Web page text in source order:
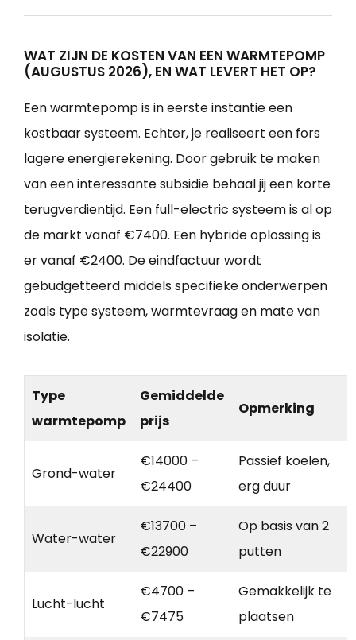
WAT ZIJN DE KOSTEN VAN EEN WARMTEPOMP
(AUGUSTUS 2026), EN WAT LEVERT HET OP?
Een warmtepomp is in eerste instantie een
kostbaar systeem. Echter, je realiseert een fors
lagere energierekening. Door gebruik te maken
van een interessante subsidie behaal jij een korte
terugverdientijd. Een full-electric systeem is al op
de markt vanaf €7400. Een hybride oplossing is
er vanaf €2400. De eindfactuur wordt
gebudgetteerd middels specifieke onderwerpen
zoals type systeem, warmtevraag en mate van
isolatie.
Type
warmtepomp
Gemiddelde
prijs
Opmerking
Grond-water
€14000 –
€24400
Passief koelen,
erg duur
Water-water
€13700 –
€22900
Op basis van 2
putten
Lucht-lucht
€4700 –
€7475
Gemakkelijk te
plaatsen